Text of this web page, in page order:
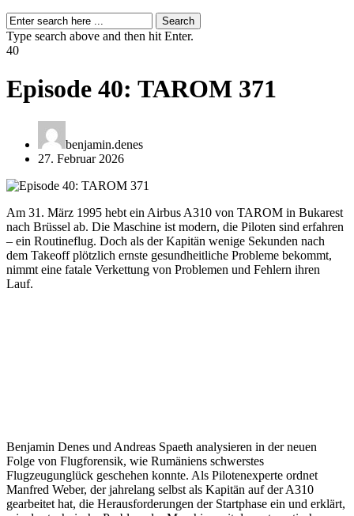
Type search above and then hit Enter.
40
Episode 40: TAROM 371
benjamin.denes
27. Februar 2026
Am 31. März 1995 hebt ein Airbus A310 von TAROM in Bukarest
nach Brüssel ab. Die Maschine ist modern, die Piloten sind erfahren
– ein Routineflug. Doch als der Kapitän wenige Sekunden nach
dem Takeoff plötzlich ernste gesundheitliche Probleme bekommt,
nimmt eine fatale Verkettung von Problemen und Fehlern ihren
Lauf.
Benjamin Denes und Andreas Spaeth analysieren in der neuen
Folge von Flugforensik, wie Rumäniens schwerstes
Flugzeugunglück geschehen konnte. Als Pilotenexperte ordnet
Manfred Weber, der jahrelang selbst als Kapitän auf der A310
gearbeitet hat, die Herausforderungen der Startphase ein und erklärt,